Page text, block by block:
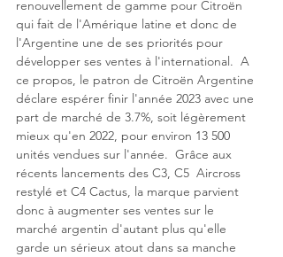
renouvellement de gamme pour Citroën
qui fait de l'Amérique latine et donc de
l'Argentine une de ses priorités pour
développer ses ventes à l'international.  A
ce propos, le patron de Citroën Argentine
déclare espérer finir l'année 2023 avec une
part de marché de 3.7%, soit légèrement
mieux qu'en 2022, pour environ 13 500
unités vendues sur l'année.  Grâce aux
récents lancements des C3, C5  Aircross
restylé et C4 Cactus, la marque parvient
donc à augmenter ses ventes sur le
marché argentin d'autant plus qu'elle
garde un sérieux atout dans sa manche